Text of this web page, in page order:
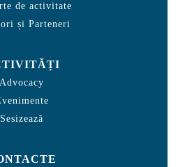
de activitate
și Parteneri
Advocacy
Sesizează